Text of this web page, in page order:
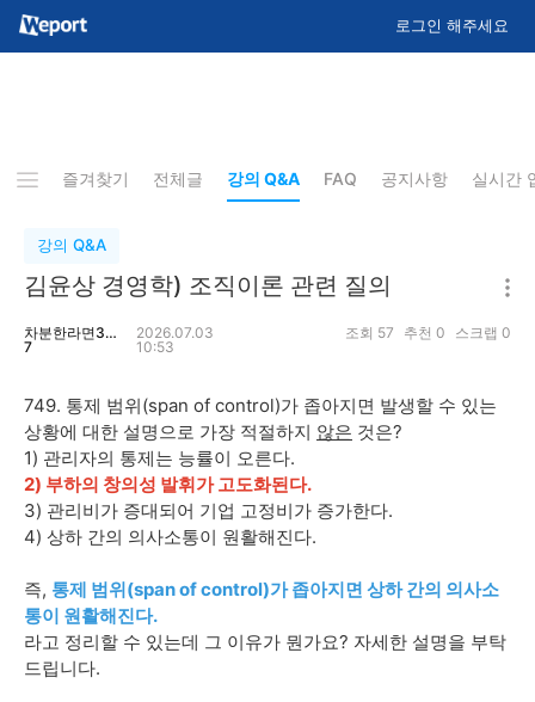
로그인 해주세요
즐겨찾기 전체글 강의 Q&A FAQ 공지사항 실시간
강의 Q&A
김윤상 경영학) 조직이론 관련 질의
차분한라면301
7
2026.07.03
10:53
조회 57 추천 0 스크랩 0
749. 통제 범위(span of control)가 좁아지면 발생할 수 있는
상황에 대한 설명으로 가장 적절하지 않은 것은?
1) 관리자의 통제는 능률이 오른다.
2) 부하의 창의성 발휘가 고도화된다.
3) 관리비가 증대되어 기업 고정비가 증가한다.
4) 상하 간의 의사소통이 원활해진다.
즉, 통제 범위(span of control)가 좁아지면 상하 간의 의사소
통이 원활해진다.
라고 정리할 수 있는데 그 이유가 뭔가요? 자세한 설명을 부탁
드립니다.